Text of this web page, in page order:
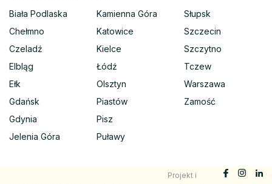
Biała Podlaska
Chełmno
Czeladź
Elbląg
Ełk
Gdańsk
Gdynia
Jelenia Góra
Kamienna Góra
Katowice
Kielce
Łódź
Olsztyn
Piastów
Pisz
Puławy
Słupsk
Szczecin
Szczytno
Tczew
Warszawa
Zamość
Projekt i